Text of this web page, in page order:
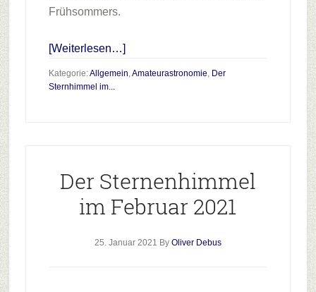
Frühsommers.
[Weiterlesen…]Infos
Mai
Kategorie:Allgemein,Amateurastronomie, Der
Sternhimmel im...
Der Sternenhimmel
im Februar 2021
25. Januar 2021 By Oliver Debus